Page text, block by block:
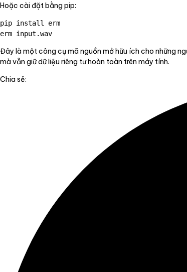
Hoặc cài đặt bằng pip:
pip install erm
Đây là một công cụ mã nguồn mở hữu ích cho những
mà vẫn giữ dữ liệu riêng tư hoàn toàn trên máy tính.
Chia sẻ: